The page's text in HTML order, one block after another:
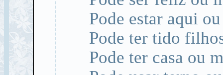
Pode estar aqui
Pode ter tido
Pode ter casa ou